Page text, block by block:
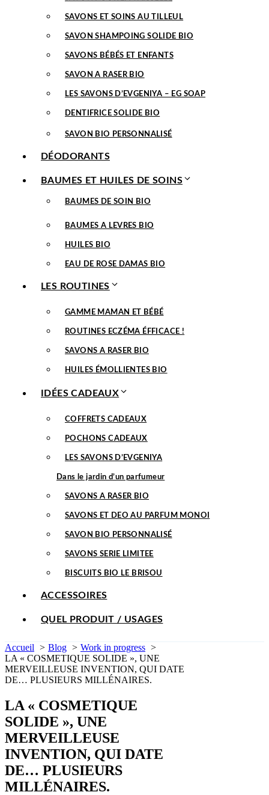
SAVONS ET SOINS AU TILLEUL
SAVON SHAMPOING SOLIDE BIO
SAVONS BÉBÉS ET ENFANTS
SAVON A RASER BIO
LES SAVONS D’EVGENIYA – EG SOAP
DENTIFRICE SOLIDE BIO
SAVON BIO PERSONNALISÉ
DÉODORANTS
BAUMES ET HUILES DE SOINS
BAUMES DE SOIN BIO
BAUMES A LEVRES BIO
HUILES BIO
EAU DE ROSE DAMAS BIO
LES ROUTINES
GAMME MAMAN ET BÉBÉ
ROUTINES ECZÉMA ÉFFICACE !
SAVONS A RASER BIO
HUILES ÉMOLLIENTES BIO
IDÉES CADEAUX
COFFRETS CADEAUX
POCHONS CADEAUX
LES SAVONS D’EVGENIYA
Dans le jardin d’un parfumeur
SAVONS A RASER BIO
SAVONS ET DEO AU PARFUM MONOI
SAVON BIO PERSONNALISÉ
SAVONS SERIE LIMITEE
BISCUITS BIO LE BRISOU
ACCESSOIRES
QUEL PRODUIT / USAGES
Accueil Blog
Work in progress
LA « COSMETIQUE SOLIDE », UNE
MERVEILLEUSE INVENTION, QUI DATE
DE… PLUSIEURS MILLÉNAIRES.
LA « COSMETIQUE
SOLIDE », UNE
MERVEILLEUSE
INVENTION, QUI DATE
DE… PLUSIEURS
MILLÉNAIRES.